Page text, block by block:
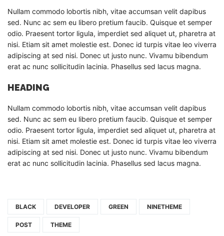
Nullam commodo lobortis nibh, vitae accumsan velit dapibus
sed. Nunc ac sem eu libero pretium faucib. Quisque et semper
odio. Praesent tortor ligula, imperdiet sed aliquet ut, pharetra at
nisi. Etiam sit amet molestie est. Donec id turpis vitae leo viverra
adipiscing at sed nisi. Donec ut justo nunc. Vivamu bibendum
erat ac nunc sollicitudin lacinia. Phasellus sed lacus magna.
HEADING
Nullam commodo lobortis nibh, vitae accumsan velit dapibus
sed. Nunc ac sem eu libero pretium faucib. Quisque et semper
odio. Praesent tortor ligula, imperdiet sed aliquet ut, pharetra at
nisi. Etiam sit amet molestie est. Donec id turpis vitae leo viverra
adipiscing at sed nisi. Donec ut justo nunc. Vivamu bibendum
erat ac nunc sollicitudin lacinia. Phasellus sed lacus magna.
BLACK DEVELOPER GREEN NINETHEME
POST THEME